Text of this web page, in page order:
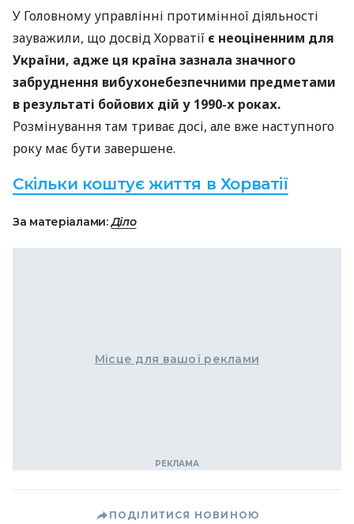
У Головному управлінні протимінної діяльності
зауважили, що досвід Хорватії є неоціненним для
України, адже ця країна зазнала значного
забруднення вибухонебезпечними предметами
в результаті бойових дій у 1990-х роках.
Розмінування там триває досі, але вже наступного
року має бути завершене.
Скільки коштує життя в Хорватії
За матеріалами:Діло
Місце для вашої реклами
ПОДІЛИТИСЯ НОВИНОЮ